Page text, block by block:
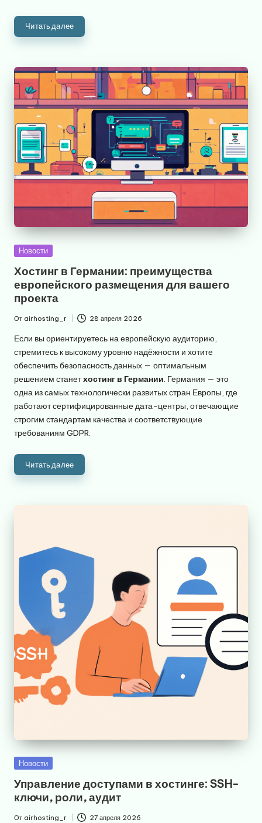
Читать далее
Опубликовано
Новости
Хостинг в Германии: преимущества
европейского размещения для вашего
проекта
Запись
от
От airhosting_r 28 апреля 2026
Если вы ориентируетесь на европейскую аудиторию,
стремитесь к высокому уровню надёжности и хотите
обеспечить безопасность данных — оптимальным
решением станетхостинг в Германии . Германия — это
одна из самых технологически развитых стран Европы, где
работают сертифицированные дата-центры, отвечающие
строгим стандартам качества и соответствующие
требованиям GDPR.
Читать далее
Опубликовано
Новости
Управление доступами в хостинге: SSH-
ключи, роли, аудит
От airhosting_r 27 апреля 2026